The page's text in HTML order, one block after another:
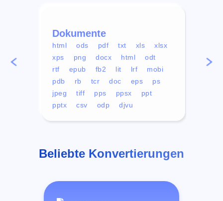
Dokumente
html ods pdf txt xls
xlsx
xps
png docx html
odt
rtf
epub fb2 lit lrf
mobi
pdb
rb tcr doc eps
ps
jpeg
tiff pps ppsx
ppt
pptx
csv odp djvu
mp4
Beliebte Konvertierungen